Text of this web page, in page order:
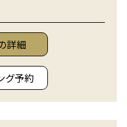
詳細
グ予約